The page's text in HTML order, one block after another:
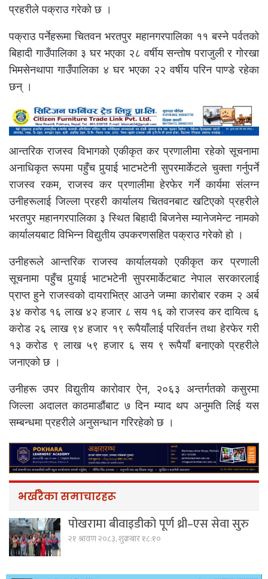
प्रहरीले पक्राउ गरेको छ ।
पक्राउ पर्नेहरूमा चितवन भरतपुर महानगरपालिका ११ बस्ने पर्वतको
बिहादी गाउँपालिका ३ घर भएका २८ वर्षीय सन्तोष पराजुली र गोरखा
भिमसेनथापा गाउँपालिका ४ घर भएका २२ वर्षीय परिन पाण्डे रहेका
छन् ।
आन्तरिक राजस्व विभागको एकीकृत कर प्रणालीमा रहेको सूचनामा
अनाधिकृत रूपमा पहुँच पुर्‍याई भाटभटेनी सुपरमार्केटले चुक्ता गर्नुपर्ने
राजस्व रकम, राजस्व कर प्रणालीमा हेरफेर गर्ने कार्यमा संलग्न
उनीहरूलाई जिल्ला प्रहरी कार्यालय चितवनबाट खटिएको प्रहरीले
भरतपुर महानगरपालिका ३ स्थित बिहादी बिजनेस म्यानेजमेन्ट नामको
कार्यालयबाट विभिन्न विद्युतीय उपकरणसहित पक्राउ गरेको हो ।
उनीहरूले आन्तरिक राजस्व कार्यालयको एकीकृत कर प्रणाली
सूचनामा पहुँच पुर्‍याई भाटभटेनी सुपरमार्केटबाट नेपाल सरकारलाई
प्राप्त हुने राजस्वको दायराभित्र आउने जम्मा कारोबार रकम २ अर्ब
३४ करोड १६ लाख ४२ हजार ८ सय १६ को राजस्व कर दायित्व ६
करोड २६ लाख ९४ हजार १९ रूपैयाँलाई परिवर्तन तथा हेरफेर गरी
१३ करोड ९ लाख ५९ हजार ६ सय ९ रूपैयाँ बनाएको प्रहरीले
जनाएको छ ।
उनीहरू उपर विद्युतीय कारोवार ऐन, २०६३ अन्तर्गतको कसुरमा
जिल्ला अदालत काठमाडौंबाट ७ दिन म्याद थप अनुमति लिई यस
सम्बन्धमा प्रहरीले अनुसन्धान गरिरहेको छ ।
भर्खरैका समाचारहरू
पोखरामा बीवाइडीको पूर्ण थ्री–एस सेवा सुरु
२१ श्रावण २०८३, शुक्रबार १८:१०